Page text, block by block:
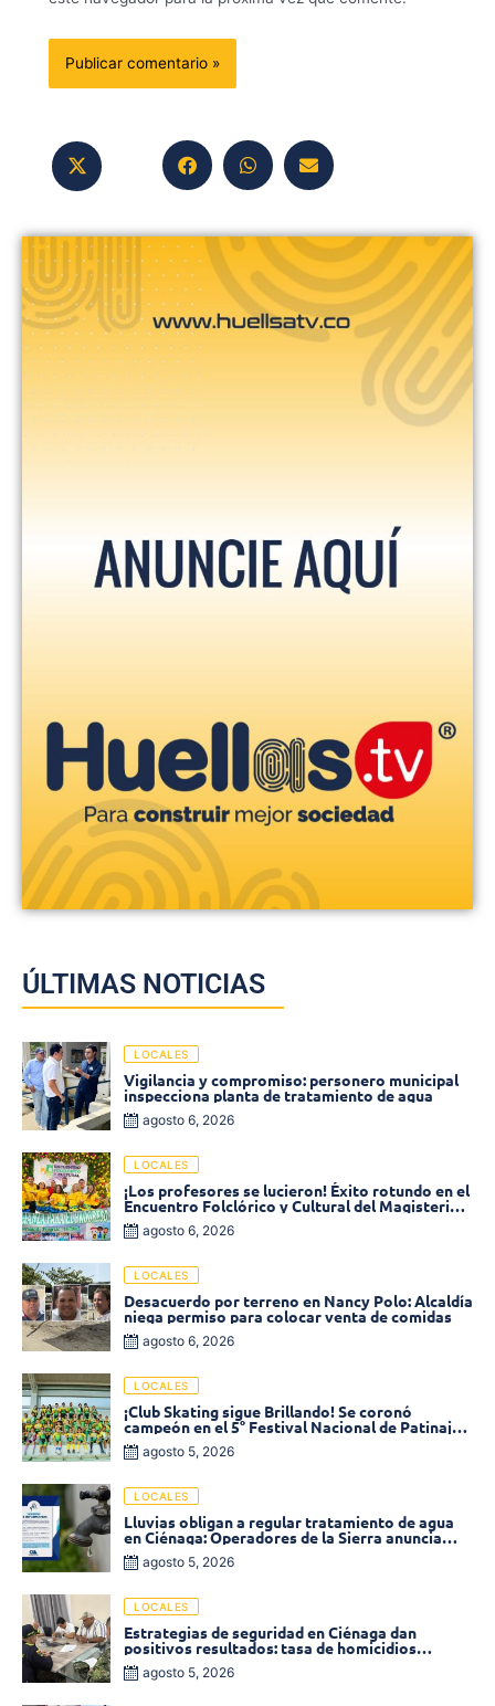
ÚLTIMAS NOTICIAS
LOCALES
Vigilancia y compromiso: personero municipal
inspecciona planta de tratamiento de agua
agosto 6, 2026
LOCALES
¡Los profesores se lucieron! Éxito rotundo en el
Encuentro Folclórico y Cultural del Magisterio
2026 en Ciénaga
agosto 6, 2026
LOCALES
Desacuerdo por terreno en Nancy Polo: Alcaldía
niega permiso para colocar venta de comidas
agosto 6, 2026
LOCALES
¡Club Skating sigue Brillando! Se coronó
campeón en el 5° Festival Nacional de Patinaje
«Soledad sobre Ruedas»
agosto 5, 2026
LOCALES
Lluvias obligan a regular tratamiento de agua
en Ciénaga: Operadores de la Sierra anuncia
baja presión en varios sectores
agosto 5, 2026
LOCALES
Estrategias de seguridad en Ciénaga dan
positivos resultados: tasa de homicidios
disminuyó un 58% en 2026
agosto 5, 2026